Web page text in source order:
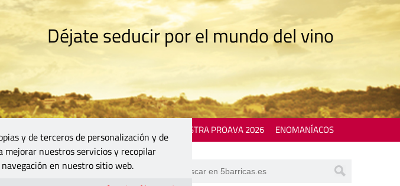
Déjate seducir por el mundo del vino
MOSTRA PROAVA 2026 ENOMANÍACOS
y de terceros de personalización y de
mejorar nuestros servicios y recopilar
en nuestro sitio web.